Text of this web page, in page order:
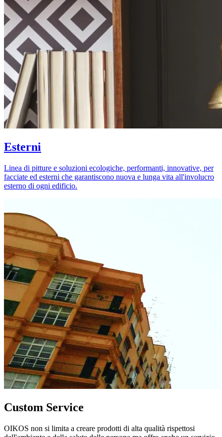
Esterni
Linea di pitture e soluzioni ecologiche, performanti, innovative, per
facciate ed esterni che garantiscono nuova e lunga vita all'involucro
esterno di ogni edificio.
Custom Service
OIKOS non si limita a creare prodotti di alta qualità rispettosi